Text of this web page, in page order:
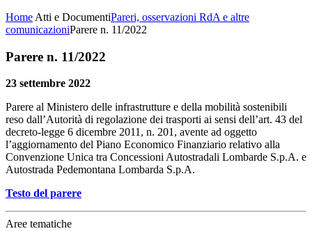
Home Atti e DocumentiPareri, osservazioni RdA e altre
comunicazioniParere n. 11/2022
Parere n. 11/2022
23 settembre 2022
Parere al Ministero delle infrastrutture e della mobilità sostenibili
reso dall’Autorità di regolazione dei trasporti ai sensi dell’art. 43 del
decreto-legge 6 dicembre 2011, n. 201, avente ad oggetto
l’aggiornamento del Piano Economico Finanziario relativo alla
Convenzione Unica tra Concessioni Autostradali Lombarde S.p.A. e
Autostrada Pedemontana Lombarda S.p.A.
Testo del parere
Aree tematiche